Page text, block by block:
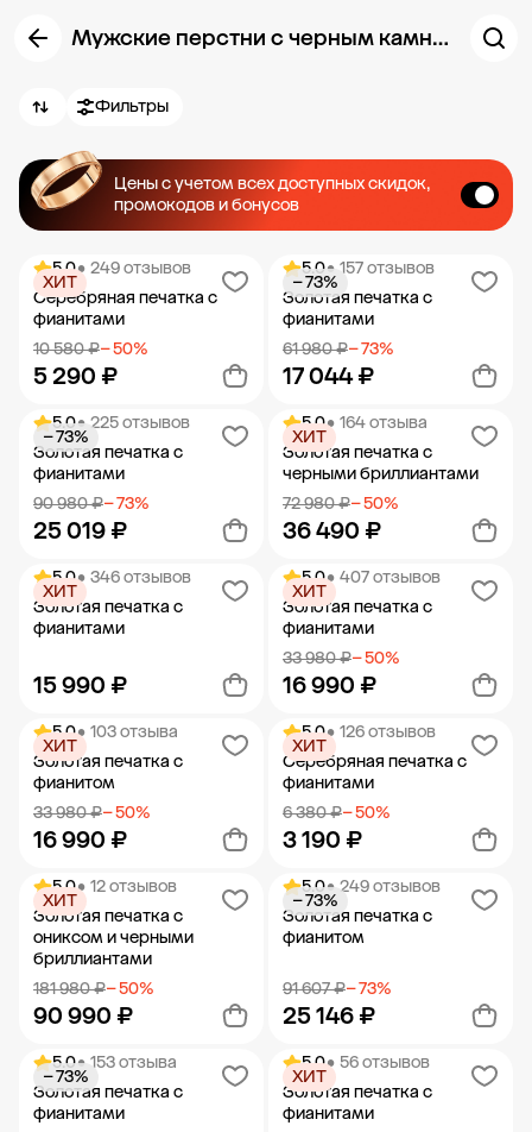
Мужские перстни с черным камнем
Фильтры
Цены с учетом всех доступных скидок,
промокодов и бонусов
5.0• 249 отзывов
Серебряная печатка с
фианитами
10 580 ₽− 50%
5 290 ₽
ХИТ
Добавить в корзину
5.0• 157 отзывов
Золотая печатка с
фианитами
61 980 ₽− 73%
17 044 ₽
− 73%
Добавить в корзину
5.0• 225 отзывов
Золотая печатка с
фианитами
90 980 ₽− 73%
25 019 ₽
− 73%
Добавить в корзину
5.0• 164 отзыва
Золотая печатка с
черными бриллиантами
72 980 ₽− 50%
36 490 ₽
ХИТ
Добавить в корзину
5.0• 346 отзывов
Золотая печатка с
фианитами
15 990 ₽
ХИТ
Добавить в корзину
5.0• 407 отзывов
Золотая печатка с
фианитами
33 980 ₽− 50%
16 990 ₽
ХИТ
Добавить в корзину
5.0• 103 отзыва
Золотая печатка с
фианитом
33 980 ₽− 50%
16 990 ₽
ХИТ
Добавить в корзину
5.0• 126 отзывов
Серебряная печатка с
фианитами
6 380 ₽− 50%
3 190 ₽
ХИТ
Добавить в корзину
5.0• 12 отзывов
Золотая печатка с
ониксом и черными
бриллиантами
181 980 ₽− 50%
90 990 ₽
ХИТ
Добавить в корзину
5.0• 249 отзывов
Золотая печатка с
фианитом
91 607 ₽− 73%
25 146 ₽
− 73%
Добавить в корзину
5.0• 153 отзыва
Золотая печатка с
фианитами
− 73%
5.0• 56 отзывов
Золотая печатка с
фианитами
ХИТ